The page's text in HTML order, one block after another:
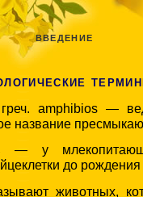
ВВЕДЕНИЕ
amphibios —
название
— у
до
животных,